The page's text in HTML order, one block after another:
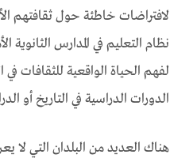
لافتراضات خاطئة حول ثقافتهم
نظام التعليم في المدارس الثانوية
لفهم الحياة الواقعية للثقافات
الدورات الدراسية في التاريخ أو
هناك العديد من البلدان التي لا